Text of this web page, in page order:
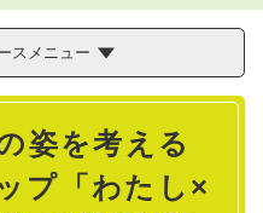
スメニュー
姿を考える
プ「わたし×